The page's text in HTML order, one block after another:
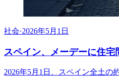
社会·2026年5月1日
スペイン、メーデーに住
2026年5月1日、スペイン全土の